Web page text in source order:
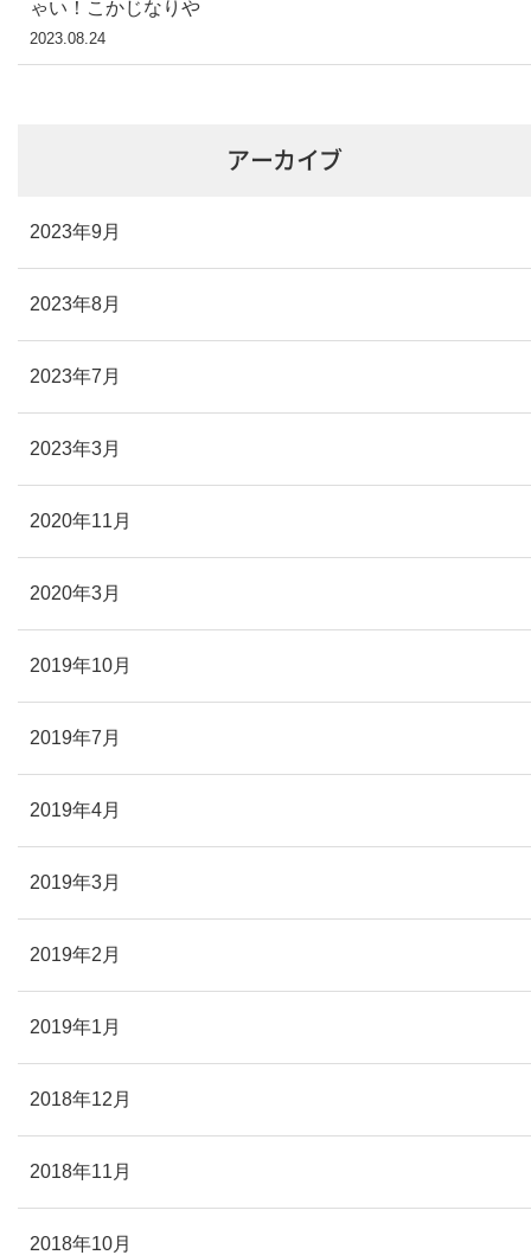
ゃい！こかじなりや
2023.08.24
アーカイブ
2023年9月
2023年8月
2023年7月
2023年3月
2020年11月
2020年3月
2019年10月
2019年7月
2019年4月
2019年3月
2019年2月
2019年1月
2018年12月
2018年11月
2018年10月